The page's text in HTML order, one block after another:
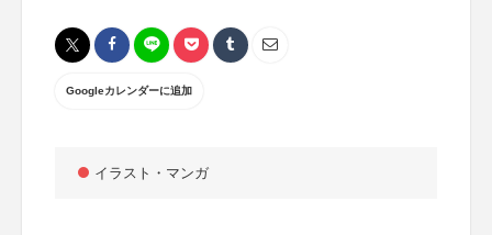
Googleカレンダーに追加
イラスト・マンガ